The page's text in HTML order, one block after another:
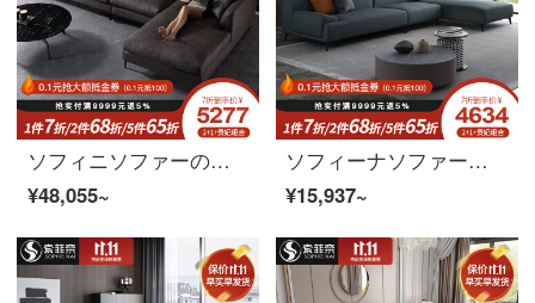
ソフィニソファーの科学技術布のソファー北欧風の回転角の布ソファーの客間の組み合わせは簡単で現代的な小戸型の科学技術L型の布芸ソファーを分解して洗うことができます。
¥48,055~
ソフィーナソファーの科学技術布ソファ北欧ソファリビングの現代簡単な3人の組み合わせの小型アパートの布芸ソファーのシングルルームのセット
¥15,937~